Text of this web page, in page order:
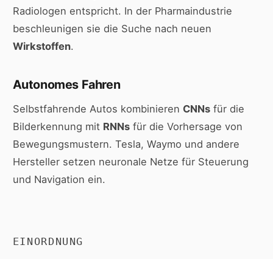
Radiologen entspricht. In der Pharmaindustrie
beschleunigen sie die Suche nach neuen
Wirkstoffen.
Autonomes Fahren
Selbstfahrende Autos kombinieren CNNsfür die
Bilderkennung mit RNNsfür die Vorhersage von
Bewegungsmustern. Tesla, Waymo und andere
Hersteller setzen neuronale Netze für Steuerung
und Navigation ein.
EINORDNUNG